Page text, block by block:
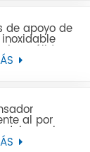
de apoyo de
al por
del papel
del rollo